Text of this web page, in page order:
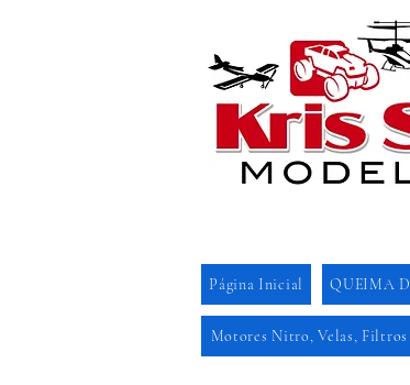
Página Inicial QUEIMA
Motores Nitro, Velas, Filtros